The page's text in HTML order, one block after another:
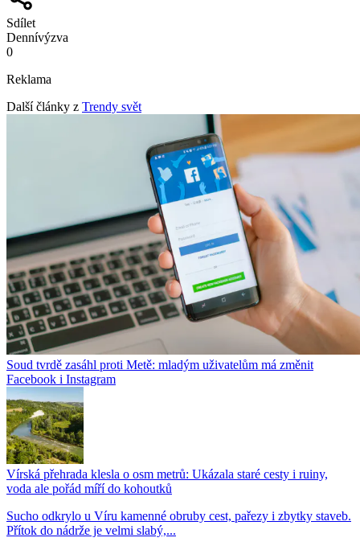
Sdílet
Dennívýzva
0
Reklama
Další články z Trendy svět
Soud tvrdě zasáhl proti Metě: mladým uživatelům má změnit
Facebook i Instagram
Vírská přehrada klesla o osm metrů: Ukázala staré cesty i ruiny,
voda ale pořád míří do kohoutků
Sucho odkrylo u Víru kamenné obruby cest, pařezy i zbytky staveb.
Přítok do nádrže je velmi slabý,...